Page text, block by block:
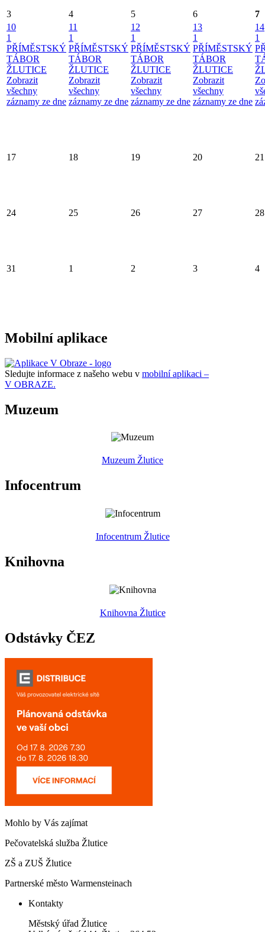
3 4 5 6
7
10
1
PŘÍMĚSTSKÝ
TÁBOR
ŽLUTICE
Zobrazit
všechny
záznamy ze dne
11
1
PŘÍMĚSTSKÝ
TÁBOR
ŽLUTICE
Zobrazit
všechny
záznamy ze dne
12
1
PŘÍMĚSTSKÝ
TÁBOR
ŽLUTICE
Zobrazit
všechny
záznamy ze dne
13
1
PŘÍMĚSTSKÝ
TÁBOR
ŽLUTICE
Zobrazit
všechny
záznamy ze dne
14
1
17 18 19 20 21
24 25 26 27 28
31 1 2 3 4
Mobilní aplikace
Sledujte informace z našeho webu v mobilní aplikaci –
V OBRAZE.
Muzeum
Muzeum Žlutice
Infocentrum
Infocentrum Žlutice
Knihovna
Knihovna Žlutice
Odstávky ČEZ
Mohlo by Vás zajímat
Pečovatelská služba Žlutice
ZŠ a ZUŠ Žlutice
Partnerské město Warmensteinach
Kontakty
Městský úřad Žlutice